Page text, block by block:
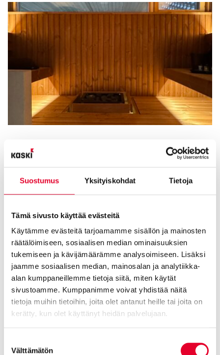
Suostumus Yksityiskohdat Tietoja
Tämä sivusto käyttää evästeitä
Käytämme evästeitä tarjoamamme sisällön ja mainosten
räätälöimiseen, sosiaalisen median ominaisuuksien
tukemiseen ja kävijämäärämme analysoimiseen. Lisäksi
jaamme sosiaalisen median, mainosalan ja analytiikka-
alan kumppaneillemme tietoja siitä, miten käytät
sivustoamme. Kumppanimme voivat yhdistää näitä
tietoja muihin tietoihin, joita olet antanut heille tai joita on
kerätty, kun olet käyttänyt heidän palvelujaan.
valinta
Välttämätön